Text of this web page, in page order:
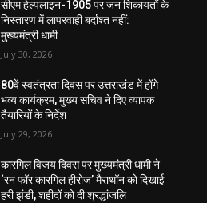
सीएम हेल्पलाइन-1905 पर जन शिकायतों के
निस्तारण में लापरवाही बर्दाश्त नहीं:
मुख्यमंत्री धामी
July 30, 2026
80वें स्वतंत्रता दिवस पर उत्तराखंड में होंगे
भव्य कार्यक्रम, मुख्य सचिव ने दिए व्यापक
तैयारियों के निर्देश
July 29, 2026
कारगिल विजय दिवस पर मुख्यमंत्री धामी ने
‘रन फॉर कारगिल हीरोज’ मैराथॉन को दिखाई
हरी झंडी, शहीदों को दी श्रद्धांजलि